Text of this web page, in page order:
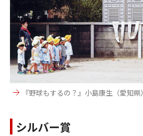
『野球もするの？』小島康生（愛知県）
シルバー賞